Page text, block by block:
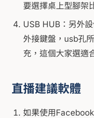
要選擇桌上型腳架
USB HUB：另外
外接鍵盤，usb孔
充，這個大家選適
直播建議軟體
如果使用